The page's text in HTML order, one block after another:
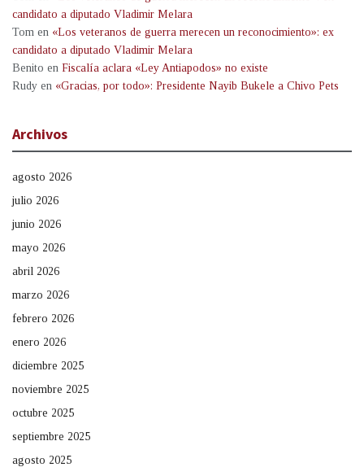
candidato a diputado Vladimir Melara
Tom en «Los veteranos de guerra merecen un reconocimiento»: ex
candidato a diputado Vladimir Melara
Benito en Fiscalía aclara «Ley Antiapodos» no existe
Rudy en «Gracias, por todo»: Presidente Nayib Bukele a Chivo Pets
Archivos
agosto 2026
julio 2026
junio 2026
mayo 2026
abril 2026
marzo 2026
febrero 2026
enero 2026
diciembre 2025
noviembre 2025
octubre 2025
septiembre 2025
agosto 2025